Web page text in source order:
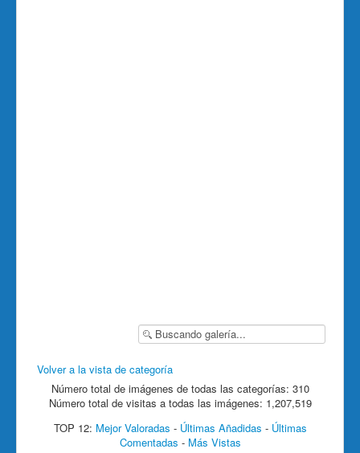
Volver a la vista de categoría
Número total de imágenes de todas las categorías: 310
Número total de visitas a todas las imágenes: 1,207,519
TOP 12: Mejor Valoradas - Últimas Añadidas - Últimas
Comentadas - Más Vistas